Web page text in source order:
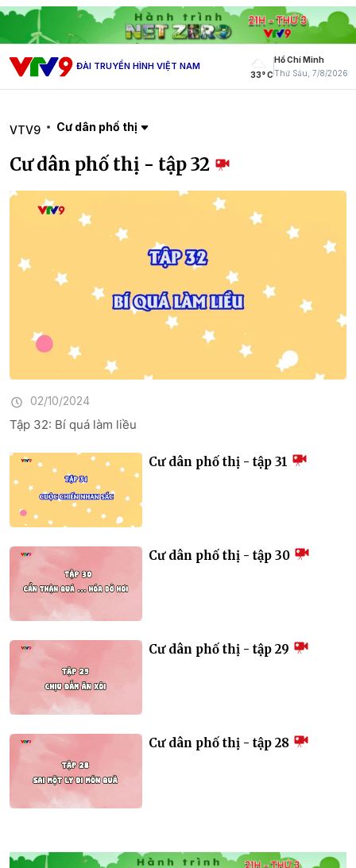
ĐÀI TRUYỀN HÌNH VIỆT NAM
33° C
Hồ Chí Minh
Thứ Sáu, 7/8/2026
VTV9 Cư dân phố thị
Cư dân phố thị - tập 32
02/10/2024
Tập 32: Bí quá làm liều
Cư dân phố thị - tập 31
Cư dân phố thị - tập 30
Cư dân phố thị - tập 29
Cư dân phố thị - tập 28